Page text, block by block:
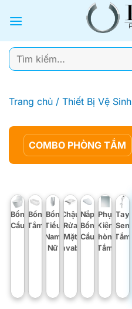
qua
dung
Tìm
kiếm:
Trang chủ / Thiết Bị Vệ Sinh
COMBO PHÒNG TẮM
Bồn
Cầu
Bồn
Tắm
Bồn
Tiểu
Nam
Nữ
Chậu
Rửa
Mặt
Lavabo
Nắp
Bồn
Cầu
Phụ
Kiện
Phòng
Tắm
Tay
Sen
Tắm